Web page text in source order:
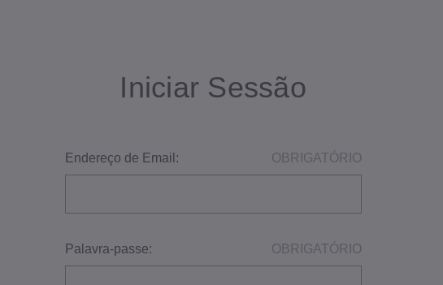
Iniciar Sessão
Endereço de Email: OBRIGATÓRIO
Palavra-passe: OBRIGATÓRIO